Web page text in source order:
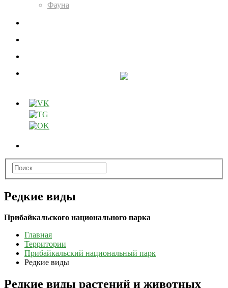
Фауна
Редкие виды
Прибайкальского национального парка
Главная
Территории
Прибайкальский национальный парк
Редкие виды
Редкие виды растений и животных